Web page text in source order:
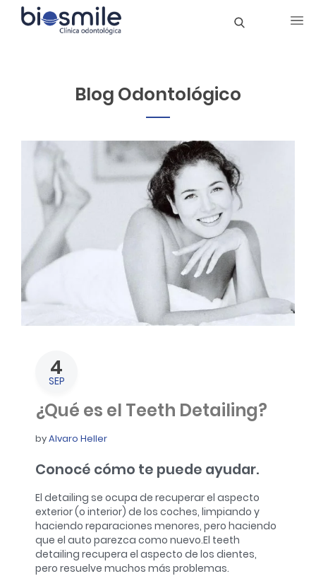
4
SEP
¿Qué es el Teeth Detailing?
byAlvaro Heller
Conocé cómo te puede ayudar.
El detailing se ocupa de recuperar el aspecto
exterior (o interior) de los coches, limpiando y
haciendo reparaciones menores, pero haciendo
que el auto parezca como nuevo.El teeth
detailing recupera el aspecto de los dientes,
pero resuelve muchos más problemas.